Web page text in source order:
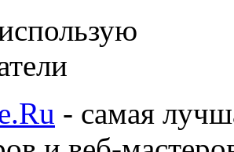
- самая